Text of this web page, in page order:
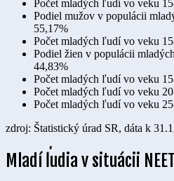
Počet mladých ľudí vo veku
Podiel mužov v populácii
55,17%
Počet mladých ľudí vo veku
Podiel žien v populácii
44,83%
Počet mladých ľudí vo veku
Počet mladých ľudí vo veku
Počet mladých ľudí vo veku
zdroj: Štatistický úrad SR, dáta k
Mladí ľudia v situácii NEET